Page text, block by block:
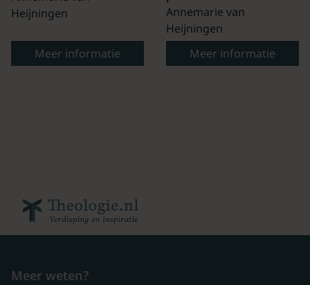
Heijningen
Meer informatie
Annemarie van
Heijningen
Meer informatie
Meer weten?